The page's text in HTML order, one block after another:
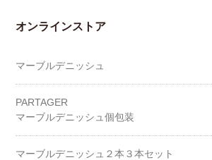
オンラインストア
マーブルデニッシュ
PARTAGER
マーブルデニッシュ個包装
マーブルデニッシュ２本３本セット